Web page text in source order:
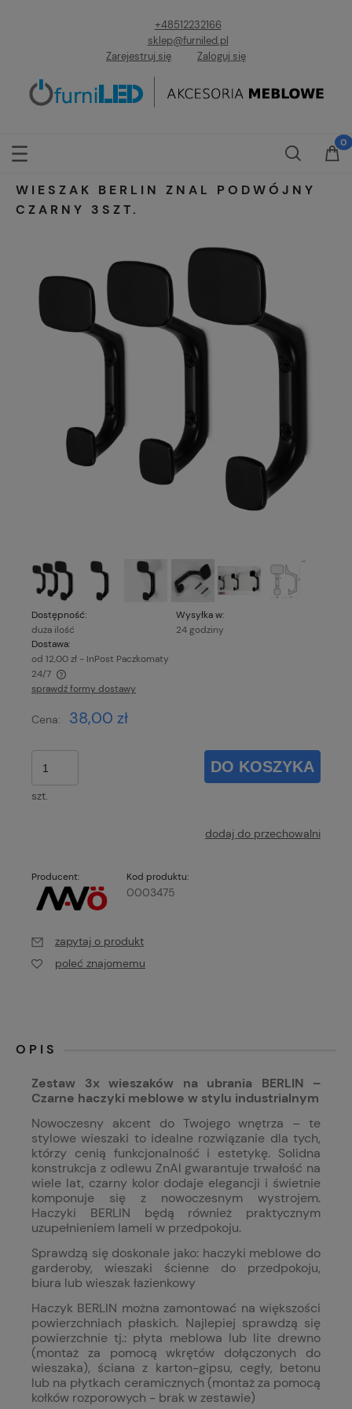
+48512232166
sklep@furniled.pl
Zarejestruj się
Zaloguj się
WIESZAK BERLIN ZNAL PODWÓJNY
CZARNY 3SZT.
Dostępność:
duża ilość
Wysyłka w:
24 godziny
Dostawa:
od 12,00 zł - InPost Paczkomaty
24/7
Cena nie zawiera ewentualnych kosztów płatności
sprawdź formy dostawy
Cena: 38,00 zł
szt.
DO KOSZYKA
dodaj do przechowalni
Producent: Kod produktu:
0003475
zapytaj o produkt
poleć znajomemu
OPIS
Zestaw 3x wieszaków na ubrania BERLIN –
Czarne haczyki meblowe w stylu industrialnym
Nowoczesny akcent do Twojego wnętrza – te
stylowe wieszaki to idealne rozwiązanie dla tych,
którzy cenią funkcjonalność i estetykę. Solidna
konstrukcja z odlewu ZnAl gwarantuje trwałość na
wiele lat, czarny kolor dodaje elegancji i świetnie
komponuje się z nowoczesnym wystrojem.
Haczyki BERLIN będą również praktycznym
uzupełnieniem lameli w przedpokoju.
Sprawdzą się doskonale jako: haczyki meblowe do
garderoby, wieszaki ścienne do przedpokoju,
biura lub wieszak łazienkowy
Haczyk BERLIN można zamontować na większości
powierzchniach płaskich. Najlepiej sprawdzą się
powierzchnie tj.: płyta meblowa lub lite drewno
(montaż za pomocą wkrętów dołączonych do
wieszaka), ściana z karton-gipsu, cegły, betonu
lub na płytkach ceramicznych (montaż za pomocą
kołków rozporowych - brak w zestawie)